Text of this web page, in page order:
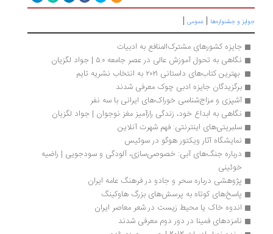
و جشنواره‌ها|عمومی |
جایزه کشورهای مشترک‌المنافع به ادبیات
نگاهی به تحول آموزش عالی در عصر جامعه ۵.۰ | جواد لگزیان
بهترین کتاب‌های داستانی ۲۰۲۱ به انتخاب نشریه تایم
برگزیدگان جایزه ادبی چوک معرفی شدند
آشپزی و مزاج‌شناسی خوراک‌های ایرانی با سه نفر
نگاهی به ابداع خود، زندگی راز‌آمیز مغز نوجوان | جواد لگزیان
سلبریتی‌های اینترنتی: فهم شهرت آنلاین
نمایشگاه آثار ویکتور هوگو در سوئیس
پژوهشی درباره سحر و جادو در فرهنگ عامه ایران
پاسخ‌های کوتاه به پرسش‌های بزرگ هاوکینگ
اندوه خاک یا محیط زیست در شعر معاصر ایران
نامزدهای فمینا در دور دوم معرفی شدند